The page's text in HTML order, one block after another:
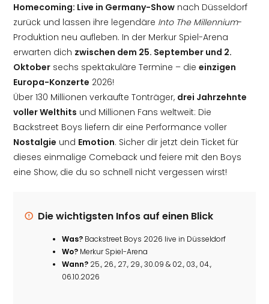
Homecoming: Live in Germany-Show nach Düsseldorf
zurück und lassen ihre legendäre Into The Millennium-
Produktion neu aufleben. In der Merkur Spiel-Arena
erwarten dich zwischen dem 25. September und 2.
Oktober sechs spektakuläre Termine – die einzigen
Europa-Konzerte 2026!
Über 130 Millionen verkaufte Tonträger, drei Jahrzehnte
voller Welthits und Millionen Fans weltweit: Die
Backstreet Boys liefern dir eine Performance voller
Nostalgie und Emotion. Sicher dir jetzt dein Ticket für
dieses einmalige Comeback und feiere mit den Boys
eine Show, die du so schnell nicht vergessen wirst!
Die wichtigsten Infos auf einen Blick
Was? Backstreet Boys 2026 live in Düsseldorf
Wo? Merkur Spiel-Arena
Wann? 25., 26., 27., 29., 30.09 & 02., 03., 04.,
06.10.2026